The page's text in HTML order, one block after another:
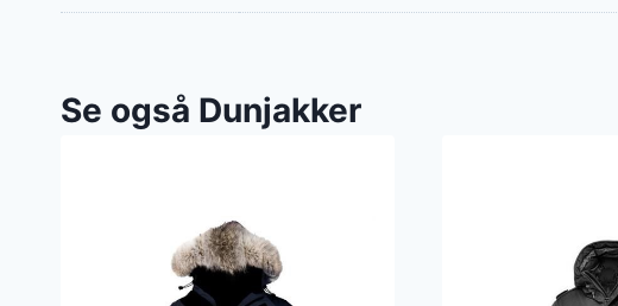
Se også Dunjakker